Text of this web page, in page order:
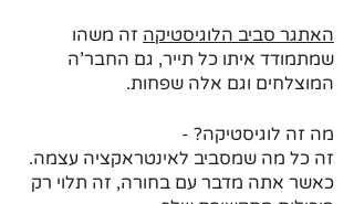
האתגר סביב הלוגיסטיקה זה משהו
שמתמודד איתו כל תייר, גם החבר'ה
המוצלחים וגם אלה שפחות.
מה זה לוגיסטיקה? -
זה כל מה שמסביב לאינטראקציה עצמה.
כאשר אתה מדבר עם בחורה, זה תלוי רק